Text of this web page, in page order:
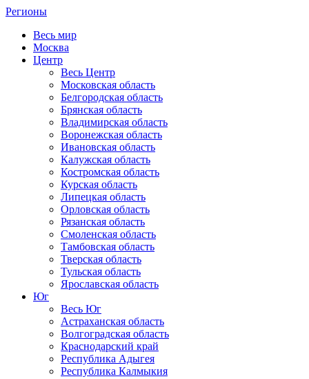
Регионы
Весь мир
Москва
Центр
Весь Центр
Московская область
Белгородская область
Брянская область
Владимирская область
Воронежская область
Ивановская область
Калужская область
Костромская область
Курская область
Липецкая область
Орловская область
Рязанская область
Смоленская область
Тамбовская область
Тверская область
Тульская область
Ярославская область
Юг
Весь Юг
Астраханская область
Волгоградская область
Краснодарский край
Республика Адыгея
Республика Калмыкия